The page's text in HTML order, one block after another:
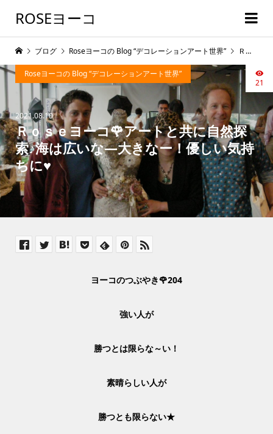
ROSEヨーコ
2021.08.10
Ｒｏｓｅヨーコ🌹アートと共に自然探
索♪海は広いな―大きなー！優しい気持
ちに♥
Roseヨーコの Blog “デコレーションアート世界”
21
ブログ Roseヨーコの Blog “デコレーションアート世界” Ｒｏｓｅヨーコ🌹アートと共に自然探索♪海は広いな―大きなー！優しい気持ちに♥
ヨーコのつぶやき🌹204
強い人が
勝つとは限らな～い！
素晴らしい人が
勝つとも限らない★